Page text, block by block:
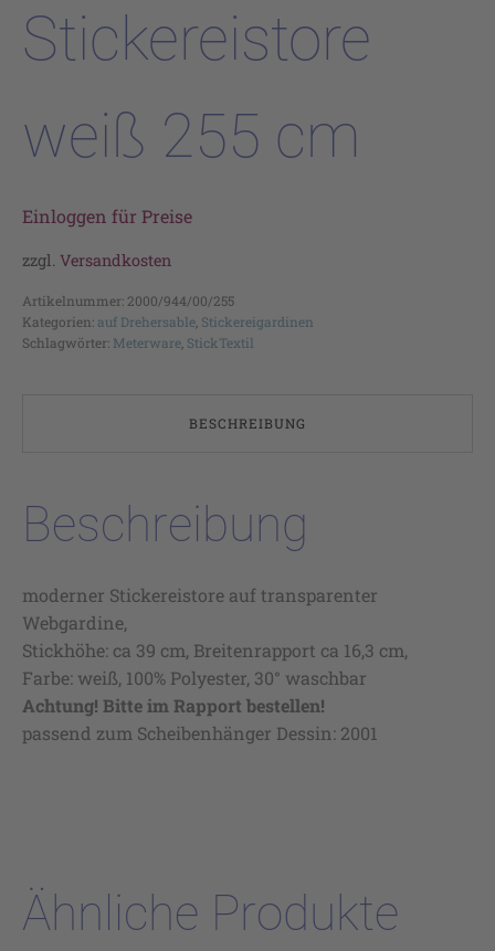
Stickereistore
weiß 255 cm
Einloggen für Preise
zzgl. Versandkosten
Artikelnummer: 2000/944/00/255
Kategorien: auf Drehersable Stickereigardinen
Schlagwörter: Meterware StickTextil
BESCHREIBUNG
Beschreibung
moderner Stickereistore auf transparenter
Webgardine,
Stickhöhe: ca 39 cm, Breitenrapport ca 16,3 cm,
Farbe: weiß, 100% Polyester, 30° waschbar
Achtung! Bitte im Rapport bestellen!
passend zum Scheibenhänger Dessin: 2001
Ähnliche Produkte